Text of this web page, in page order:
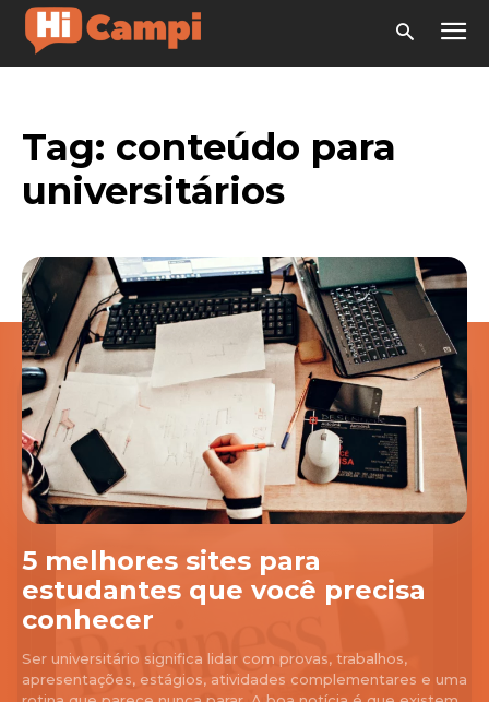
Tag: conteúdo para
universitários
5 melhores sites para
estudantes que você precisa
conhecer
Ser universitário significa lidar com provas, trabalhos,
apresentações, estágios, atividades complementares e uma